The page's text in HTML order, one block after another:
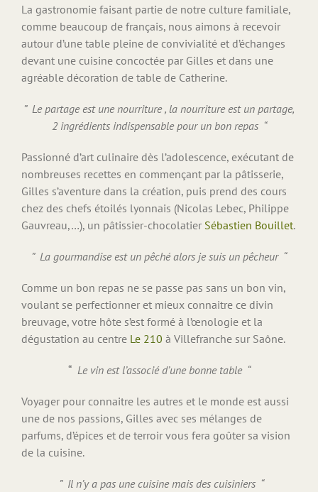
La gastronomie faisant partie de notre culture familiale,
comme beaucoup de français, nous aimons à recevoir
autour d’une table pleine de convivialité et d’échanges
devant une cuisine concoctée par Gilles et dans une
agréable décoration de table de Catherine.
” Le partage est une nourriture , la nourriture est un partage,
2 ingrédients indispensable pour un bon repas “
Passionné d’art culinaire dès l’adolescence, exécutant de
nombreuses recettes en commençant par la pâtisserie,
Gilles s’aventure dans la création, puis prend des cours
chez des chefs étoilés lyonnais (Nicolas Lebec, Philippe
Gauvreau,…), un pâtissier-chocolatier Sébastien Bouillet.
” La gourmandise est un pêché alors je suis un pêcheur “
Comme un bon repas ne se passe pas sans un bon vin,
voulant se perfectionner et mieux connaitre ce divin
breuvage, votre hôte s’est formé à l’œnologie et la
dégustation au centre Le 210 à Villefranche sur Saône.
“Le vin est l’associé d’une bonne table “
Voyager pour connaitre les autres et le monde est aussi
une de nos passions, Gilles avec ses mélanges de
parfums, d’épices et de terroir vous fera goûter sa vision
de la cuisine.
” Il n’y a pas une cuisine mais des cuisiniers “